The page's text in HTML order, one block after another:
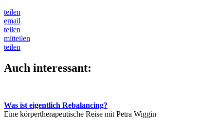
teilen
email
teilen
mitteilen
teilen
Auch interessant:
Was ist eigentlich Rebalancing?
Eine körpertherapeutische Reise mit Petra Wiggin